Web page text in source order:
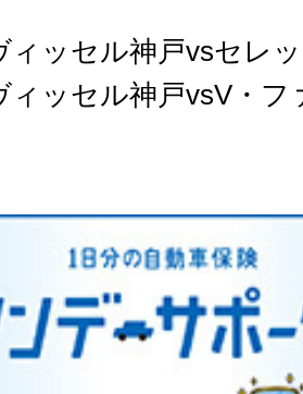
ィッセル神戸vsセレ
ィッセル神戸vsV・フ